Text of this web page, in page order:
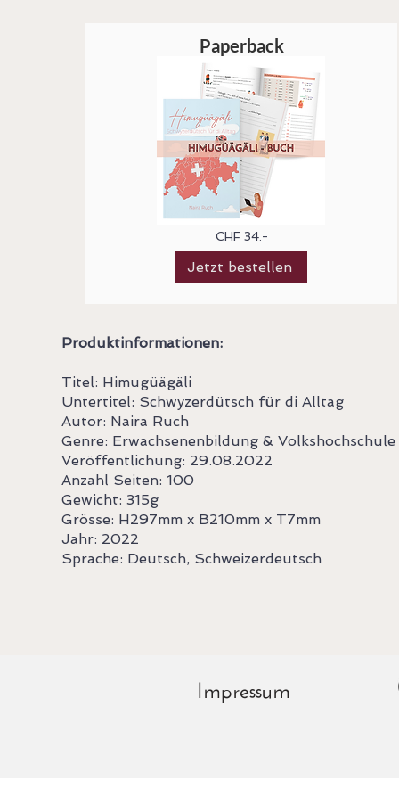
Paperback
CHF 34.-
Jetzt bestellen
Produktinformationen:
Titel: Himugüägäli
Untertitel: Schwyzerdütsch für di Alltag
Autor: Naira Ruch
Genre: Erwachsenenbildung & Volkshochschule
Veröffentlichung: 29.08.2022
Anzahl Seiten: 100
Gewicht: 315g
Grösse: H297mm x B210mm x T7mm
Jahr: 2022
Sprache: Deutsch, Schweizerdeutsch
Impressum